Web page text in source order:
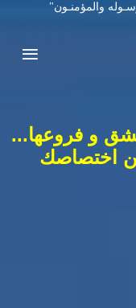
و فروعها...
اختصاصك